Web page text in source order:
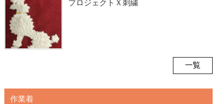
プロジェクトＸ刺繍
一覧
作業着